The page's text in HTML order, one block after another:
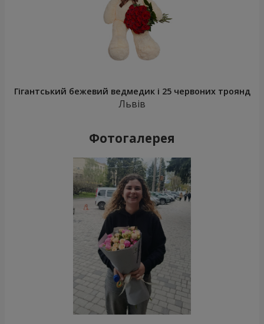
Гігантський бежевий ведмедик і 25 червоних троянд
Львів
Фотогалерея